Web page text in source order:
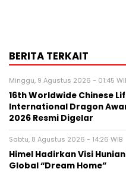
BERITA TERKAIT
Minggu, 9 Agustus 2026 - 01:45
16th Worldwide Chinese
International Dragon
2026 Resmi Digelar
Sabtu, 8 Agustus 2026 - 14:26 WIB
Himel Hadirkan Visi
Global “Dream Home”